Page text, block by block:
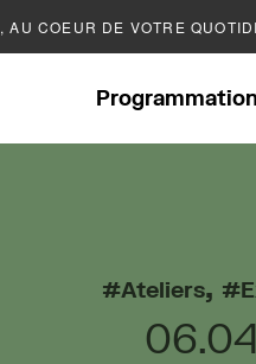
, AU COEUR DE VOTRE
Programmation
Ateliers,